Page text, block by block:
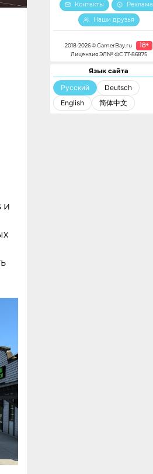
и
Контакты
Реклама
Наши друзья
2018-2026 © GamerBay.ru 18+
Лицензия ЭЛ№ ФС 77-86875
Язык сайта
Русский
Deutsch
English
简体中文